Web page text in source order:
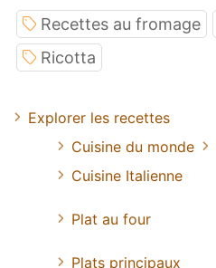
Recettes au fromage
Ricotta
Explorer les recettes
Cuisine du monde
Cuisine Italienne
Plat au four
Plats principaux